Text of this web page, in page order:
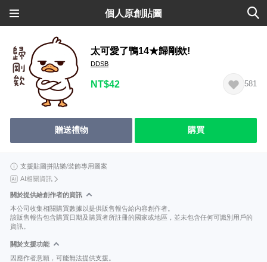
個人原創貼圖
太可愛了鴨14★歸剛欸!
DDSB
NT$42 581
贈送禮物 購買
支援貼圖拼貼樂/裝飾專用圖案
AI相關資訊
關於提供給創作者的資訊
本公司收集相關購買數據以提供販售報告給內容創作者。
該販售報告包含購買日期及購買者所註冊的國家或地區，並未包含任何可識別用戶的
資訊。
關於支援功能
因應作者意願，可能無法提供支援。